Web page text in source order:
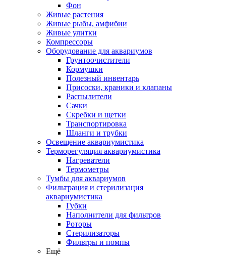
Фон
Живые растения
Живые рыбы, амфибии
Живые улитки
Компрессоры
Оборудование для аквариумов
Грунтоочистители
Кормушки
Полезный инвентарь
Присоски, краники и клапаны
Распылители
Сачки
Скребки и щетки
Транспортировка
Шланги и трубки
Освещение аквариумистика
Терморегуляция аквариумистика
Нагреватели
Термометры
Тумбы для аквариумов
Фильтрация и стерилизация
аквариумистика
Губки
Наполнители для фильтров
Роторы
Стерилизаторы
Фильтры и помпы
Ещё